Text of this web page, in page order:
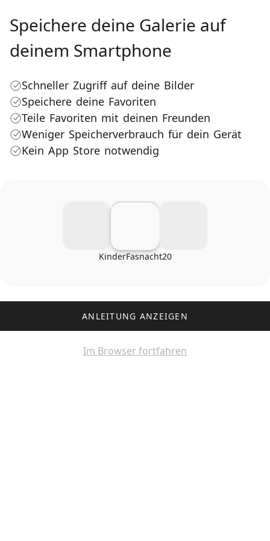
Speichere deine Galerie auf
deinem Smartphone
Schneller Zugriff auf deine Bilder
Speichere deine Favoriten
Teile Favoriten mit deinen Freunden
Weniger Speicherverbrauch für dein Gerät
Kein App Store notwendig
KinderFasnacht20
ANLEITUNG ANZEIGEN
Im Browser fortfahren